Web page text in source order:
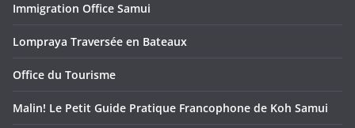
Immigration Office Samui
Lompraya Traversée en Bateaux
Office du Tourisme
Malin! Le Petit Guide Pratique Francophone de Koh Samui